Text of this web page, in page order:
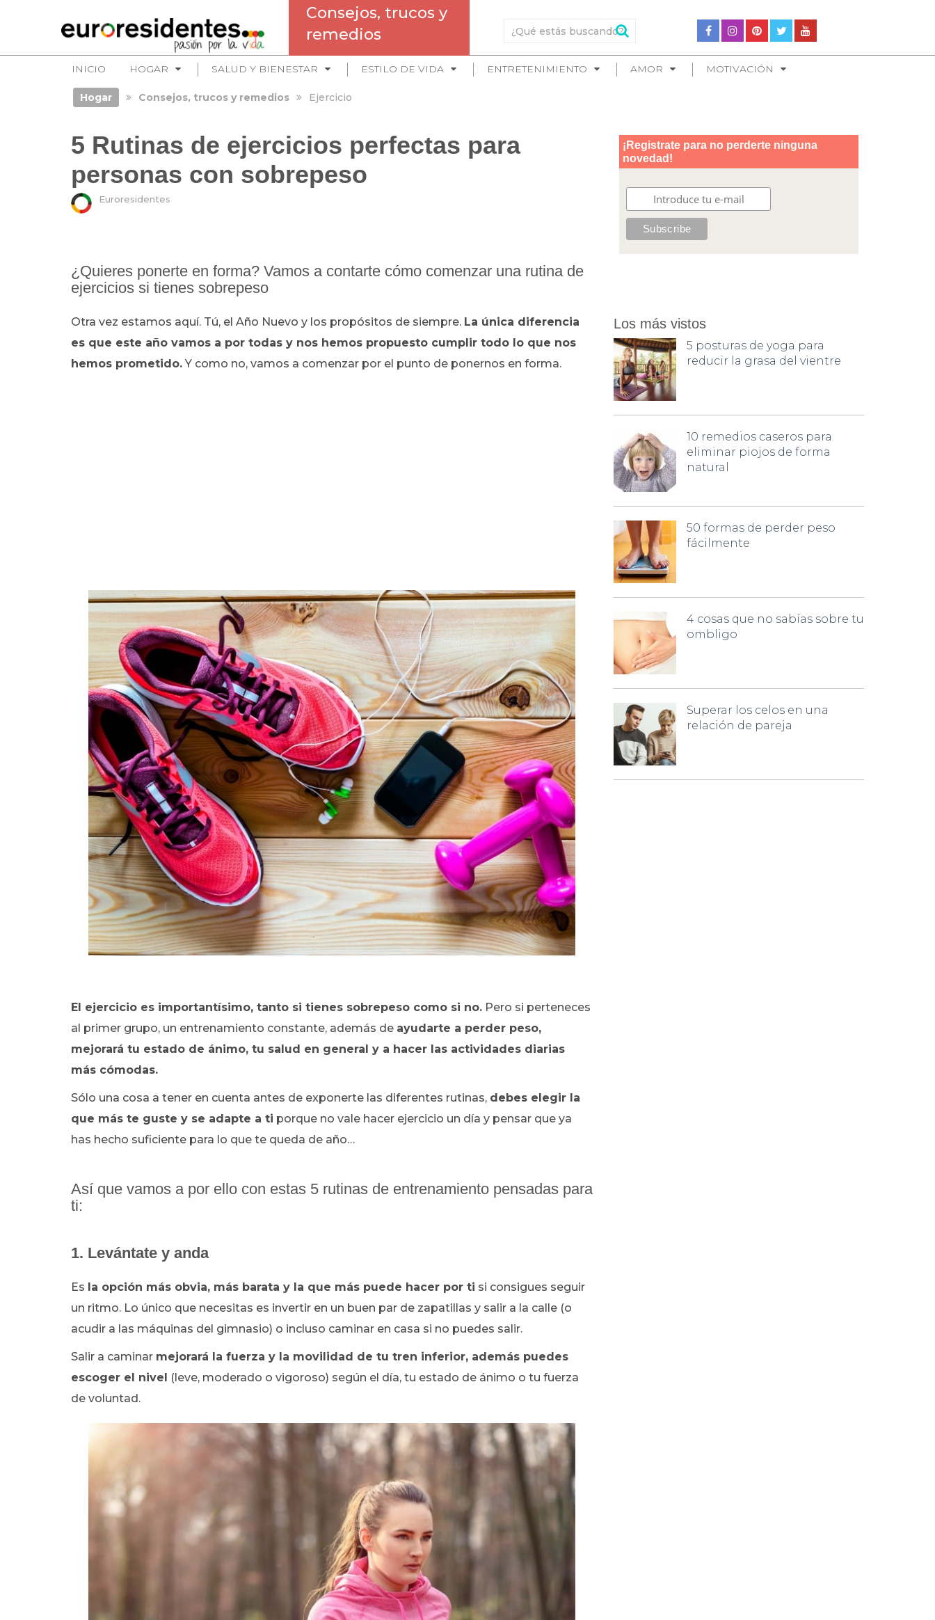
Consejos, trucos y
remedios
INICIO HOGAR SALUD Y BIENESTAR ESTILO DE VIDA ENTRETENIMIENTO AMOR MOTIVACIÓN
Hogar Consejos, trucos y remedios Ejercicio
5 Rutinas de ejercicios perfectas para
personas con sobrepeso
Euroresidentes
¿Quieres ponerte en forma? Vamos a contarte cómo comenzar una rutina de
ejercicios si tienes sobrepeso
Otra vez estamos aquí. Tú, el Año Nuevo y los propósitos de siempre. La única diferencia
es que este año vamos a por todas y nos hemos propuesto cumplir todo lo que nos
hemos prometido.Y como no, vamos a comenzar por el punto de ponernos en forma.
El ejercicio es importantísimo, tanto si tienes sobrepeso como si no. Pero si perteneces
al primer grupo, un entrenamiento constante, además de ayudarte a perder peso,
mejorará tu estado de ánimo, tu salud en general y a hacer las actividades diarias
más cómodas.
Sólo una cosa a tener en cuenta antes de exponerte las diferentes rutinas, debes elegir la
que más te guste y se adapte a ti porque no vale hacer ejercicio un día y pensar que ya
has hecho suficiente para lo que te queda de año…
Así que vamos a por ello con estas 5 rutinas de entrenamiento pensadas para
ti:
1. Levántate y anda
Es la opción más obvia, más barata y la que más puede hacer por ti si consigues seguir
un ritmo. Lo único que necesitas es invertir en un buen par de zapatillas y salir a la calle (o
acudir a las máquinas del gimnasio) o incluso caminar en casa si no puedes salir.
Salir a caminar mejorará la fuerza y la movilidad de tu tren inferior, además puedes
escoger el nivel (leve, moderado o vigoroso) según el día, tu estado de ánimo o tu fuerza
de voluntad.
Los más vistos
5 posturas de yoga para
reducir la grasa del vientre
10 remedios caseros para
eliminar piojos de forma
natural
50 formas de perder peso
fácilmente
4 cosas que no sabías sobre tu
ombligo
Superar los celos en una
relación de pareja